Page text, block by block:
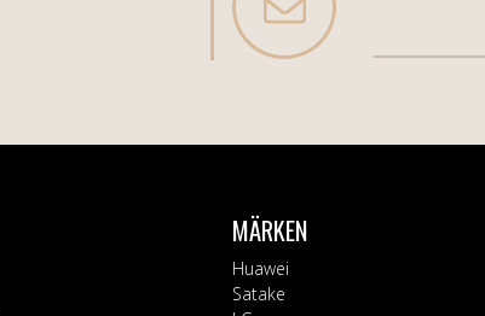
MÄRKEN
Huawei
Satake